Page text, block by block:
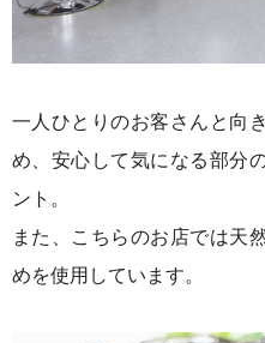
一人ひとりのお客さんと向
め、安心して気になる部分
ント。
また、こちらのお店では天
めを使用しています。